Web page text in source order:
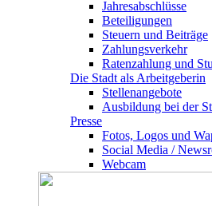
Jahresabschlüsse
Beteiligungen
Steuern und Beiträge
Zahlungsverkehr
Ratenzahlung und
Die Stadt als Arbeitgeberin
Stellenangebote
Ausbildung bei der
Presse
Fotos, Logos und
Social Media /
Webcam